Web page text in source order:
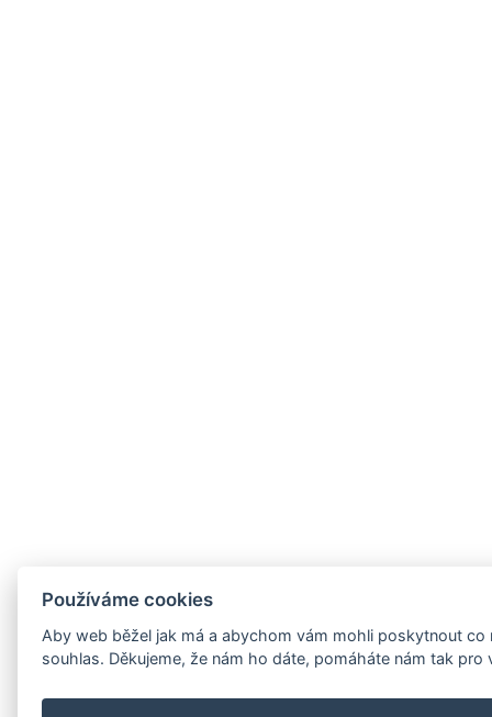
Používáme cookies
Aby web běžel jak má a abychom vám mohli poskytnout
souhlas. Děkujeme, že nám ho dáte, pomáháte nám tak